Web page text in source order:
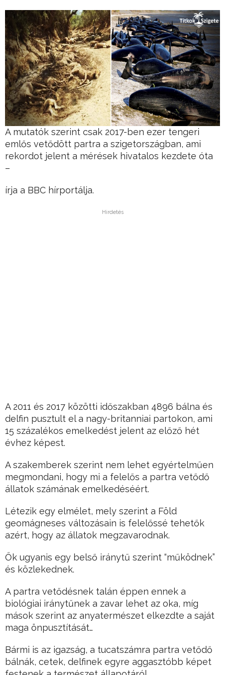
A mutatók szerint csak 2017-ben ezer tengeri
emlős vetődött partra a szigetországban, ami
rekordot jelent a mérések hivatalos kezdete óta
–
írja a BBC hírportálja.
Hirdetés
A 2011 és 2017 közötti időszakban 4896 bálna és
delfin pusztult el a nagy-britanniai partokon, ami
15 százalékos emelkedést jelent az előző hét
évhez képest.
A szakemberek szerint nem lehet egyértelműen
megmondani, hogy mi a felelős a partra vetődő
állatok számának emelkedéséért.
Létezik egy elmélet, mely szerint a Föld
geomágneses változásain is felelőssé tehetők
azért, hogy az állatok megzavarodnak.
Ők ugyanis egy belső iránytű szerint “működnek”
és közlekednek.
A partra vetődésnek talán éppen ennek a
biológiai iránytűnek a zavar lehet az oka, míg
mások szerint az anyatermészet elkezdte a saját
maga önpusztítását…
Bármi is az igazság, a tucatszámra partra vetődő
bálnák, cetek, delfinek egyre aggasztóbb képet